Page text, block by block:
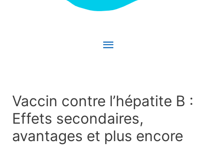
Menu
Vaccin contre l’hépatite B :
Effets secondaires,
avantages et plus encore